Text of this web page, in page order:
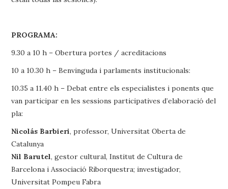
PROGRAMA:
9.30 a 10 h – Obertura portes / acreditacions
10 a 10.30 h – Benvinguda i parlaments institucionals:
10.35 a 11.40 h – Debat entre els especialistes i ponents que
van participar en les sessions participatives d’elaboració del
pla:
Nicolás Barbieri, professor, Universitat Oberta de
Catalunya
Nil Barutel, gestor cultural, Institut de Cultura de
Barcelona i Associació Riborquestra; investigador,
Universitat Pompeu Fabra